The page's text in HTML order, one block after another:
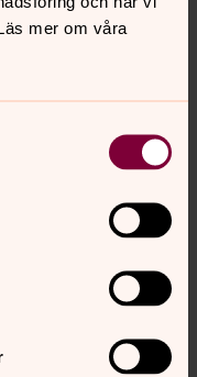
mer om våra